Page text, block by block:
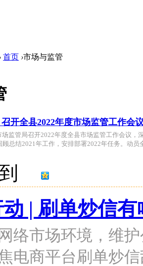
首页 ›市场与监管
开全县2022年度市场监管工作会
监管局召开2022年度全县市场监管工作会议
顾总结2021年工作，安排部署2022年任务。动员
动 | 刷单炒信
络市场环境，维
电商平台刷单炒